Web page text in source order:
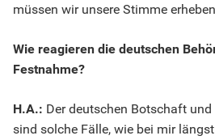
müssen wir unsere Stimme
Wie reagieren die deutschen
Festnahme?
H.A.: Der deutschen Botschaft
sind solche Fälle, wie bei mir